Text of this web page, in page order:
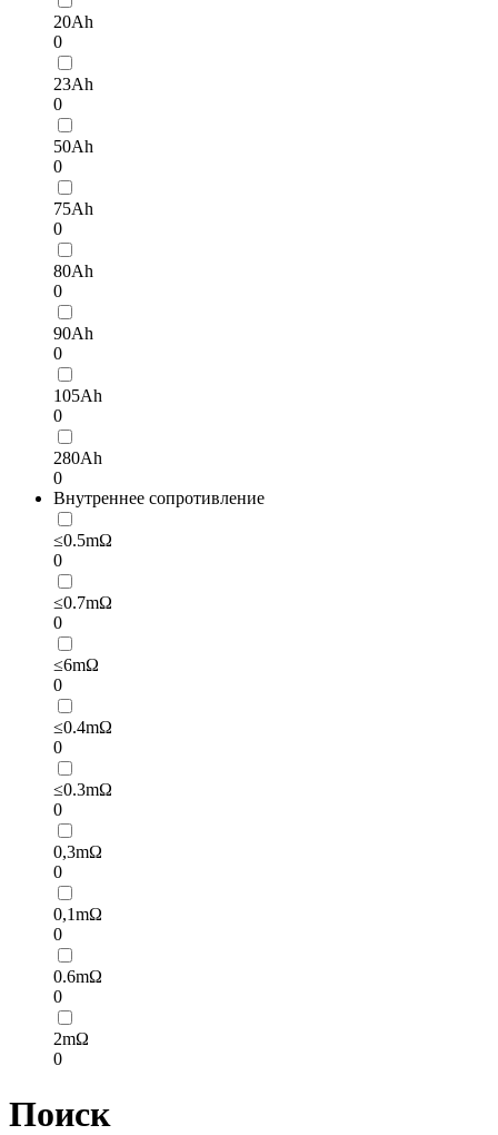
20Ah
0
23Ah
0
50Ah
0
75Ah
0
80Ah
0
90Ah
0
105Ah
0
280Ah
0
Внутреннее сопротивление
≤0.5mΩ
0
≤0.7mΩ
0
≤6mΩ
0
≤0.4mΩ
0
≤0.3mΩ
0
0,3mΩ
0
0,1mΩ
0
0.6mΩ
0
2mΩ
0
Поиск